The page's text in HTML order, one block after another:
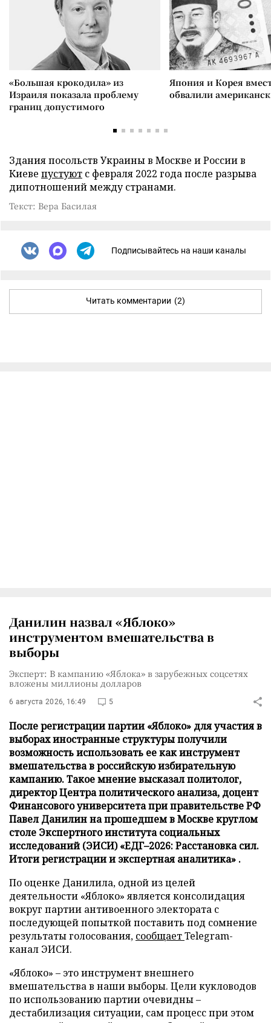
«Большая крокодила» из
Израиля показала проблему
границ допустимого
Япония и Корея
обвалили
Здания посольств Украины в Москве и России в
Киеве пустуют с февраля 2022 года после разрыва
дипотношений между странами.
Текст: Вера Басилая
Подписывайтесь на наши каналы
Читать комментарии (2)
Данилин назвал «Яблоко»
инструментом вмешательства в
выборы
Эксперт: В кампанию «Яблока» в зарубежных соцсетях
вложены миллионы долларов
6 августа 2026, 16:49 5
После регистрации партии «Яблоко» для участия в
выборах иностранные структуры получили
возможность использовать ее как инструмент
вмешательства в российскую избирательную
кампанию. Такое мнение высказал политолог,
директор Центра политического анализа, доцент
Финансового университета при правительстве РФ
Павел Данилин на прошедшем в Москве круглом
столе Экспертного института социальных
исследований (ЭИСИ) «ЕДГ–2026: Расстановка сил.
Итоги регистрации и экспертная аналитика» .
По оценке Данилила, одной из целей
деятельности «Яблоко» является консолидация
вокруг партии антивоенного электората с
последующей попыткой поставить под сомнение
результаты голосования, сообщаетTelegram-
канал ЭИСИ.
«Яблоко» – это инструмент внешнего
вмешательства в наши выборы. Цели кукловодов
по использованию партии очевидны –
дестабилизация ситуации, сам процесс при этом